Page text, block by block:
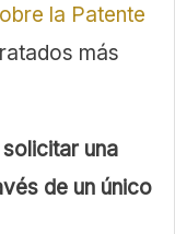
la Patente
más
una
de un único